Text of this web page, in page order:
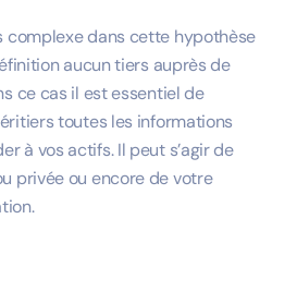
complexe dans cette hypothèse
aucun tiers auprès de
ce cas il est essentiel de
toutes les informations
à vos actifs. Il peut s’agir de
privée ou encore de votre